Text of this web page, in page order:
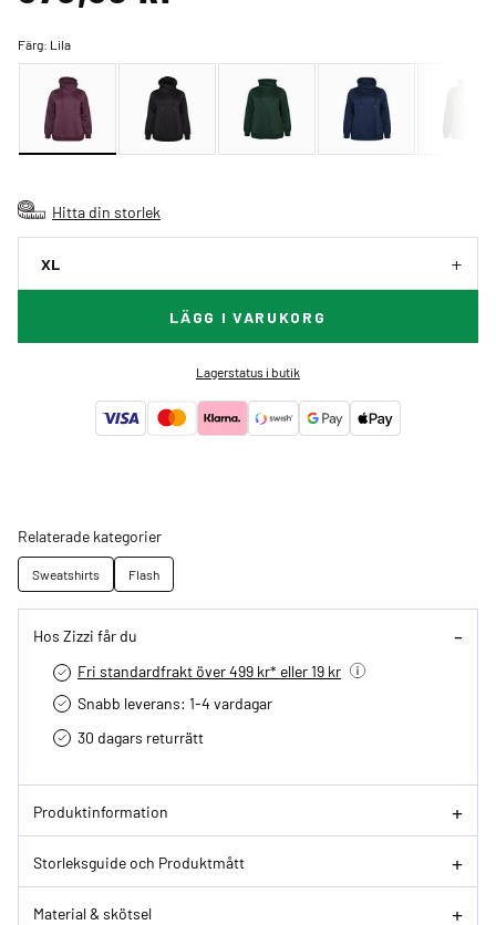
Färg: Lila
Hitta din storlek
XL
LÄGG I VARUKORG
Lagerstatus i butik
Relaterade kategorier
Sweatshirts Flash
Hos Zizzi får du
Fri standardfrakt över 499 kr* eller 19 kr
Snabb leverans: 1-4 vardagar
30 dagars returrätt­
Produktinformation
Storleksguide och Produktmått
Material & skötsel